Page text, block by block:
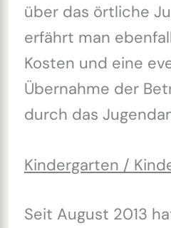
über das örtliche
erfährt man
Kosten und eine
Übernahme der
durch das
Kindergarten /
Seit August 2013